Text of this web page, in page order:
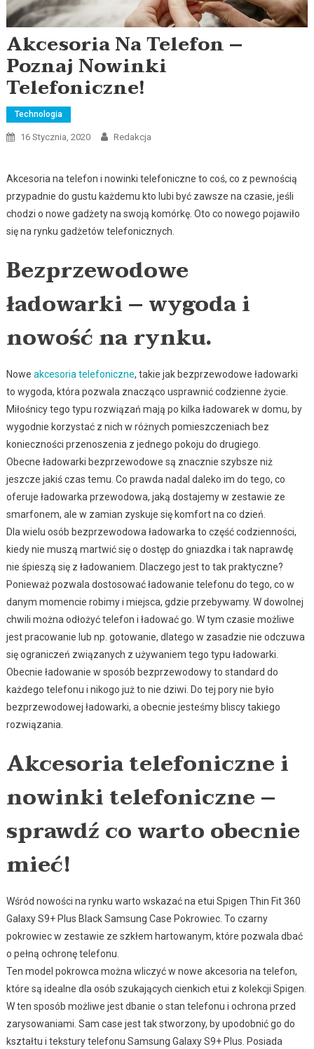
Akcesoria Na Telefon –
Poznaj Nowinki
Telefoniczne!
Technologia
16 Stycznia, 2020 Redakcja
Akcesoria na telefon i nowinki telefoniczne to coś, co z pewnością
przypadnie do gustu każdemu kto lubi być zawsze na czasie, jeśli
chodzi o nowe gadżety na swoją komórkę. Oto co nowego pojawiło
się na rynku gadżetów telefonicznych.
Bezprzewodowe
ładowarki – wygoda i
nowość na rynku.
Nowe akcesoria telefoniczne, takie jak bezprzewodowe ładowarki
to wygoda, która pozwala znacząco usprawnić codzienne życie.
Miłośnicy tego typu rozwiązań mają po kilka ładowarek w domu, by
wygodnie korzystać z nich w różnych pomieszczeniach bez
konieczności przenoszenia z jednego pokoju do drugiego.
Obecne ładowarki bezprzewodowe są znacznie szybsze niż
jeszcze jakiś czas temu. Co prawda nadal daleko im do tego, co
oferuje ładowarka przewodowa, jaką dostajemy w zestawie ze
smarfonem, ale w zamian zyskuje się komfort na co dzień.
Dla wielu osób bezprzewodowa ładowarka to część codzienności,
kiedy nie muszą martwić się o dostęp do gniazdka i tak naprawdę
nie śpieszą się z ładowaniem. Dlaczego jest to tak praktyczne?
Ponieważ pozwala dostosować ładowanie telefonu do tego, co w
danym momencie robimy i miejsca, gdzie przebywamy. W dowolnej
chwili można odłożyć telefon i ładować go. W tym czasie możliwe
jest pracowanie lub np. gotowanie, dlatego w zasadzie nie odczuwa
się ograniczeń związanych z używaniem tego typu ładowarki.
Obecnie ładowanie w sposób bezprzewodowy to standard do
każdego telefonu i nikogo już to nie dziwi. Do tej pory nie było
bezprzewodowej ładowarki, a obecnie jesteśmy bliscy takiego
rozwiązania.
Akcesoria telefoniczne i
nowinki telefoniczne –
sprawdź co warto obecnie
mieć!
Wśród nowości na rynku warto wskazać na etui Spigen Thin Fit 360
Galaxy S9+ Plus Black Samsung Case Pokrowiec. To czarny
pokrowiec w zestawie ze szkłem hartowanym, które pozwala dbać
o pełną ochronę telefonu.
Ten model pokrowca można wliczyć w nowe akcesoria na telefon,
które są idealne dla osób szukających cienkich etui z kolekcji Spigen.
W ten sposób możliwe jest dbanie o stan telefonu i ochrona przed
zarysowaniami. Sam case jest tak stworzony, by upodobnić go do
kształtu i tekstury telefonu Samsung Galaxy S9+ Plus. Posiada